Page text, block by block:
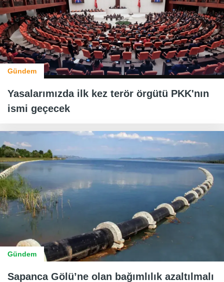
Gündem
Yasalarımızda ilk kez terör örgütü PKK'nın
ismi geçecek
Gündem
Sapanca Gölü’ne olan bağımlılık azaltılmalı